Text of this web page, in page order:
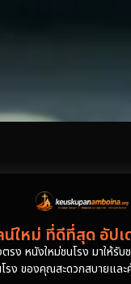
ใหม่ ที่ดีที่สุด อัปเ
หนังใหม่ชนโรง มาให้
รง ของคุณสะดวกสบายและ